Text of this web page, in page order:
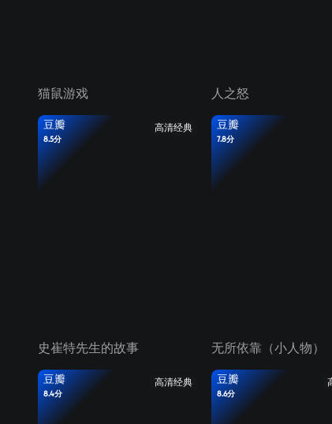
猫鼠游戏 人之怒
高清经典
豆瓣
8.5分
史崔特先生的故事
豆瓣
7.8分
无所依靠（小人物）
高清经典
豆瓣
8.4分
豆瓣
8.6分